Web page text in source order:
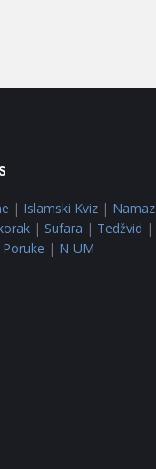
| Islamski Kviz | Namaz
| Sufara | Tedžvid |
| N-UM